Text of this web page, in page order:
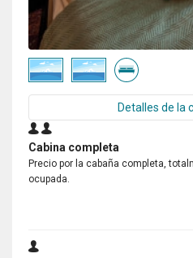
Detalles de la
Cabina completa
Precio por la cabaña completa,
ocupada.